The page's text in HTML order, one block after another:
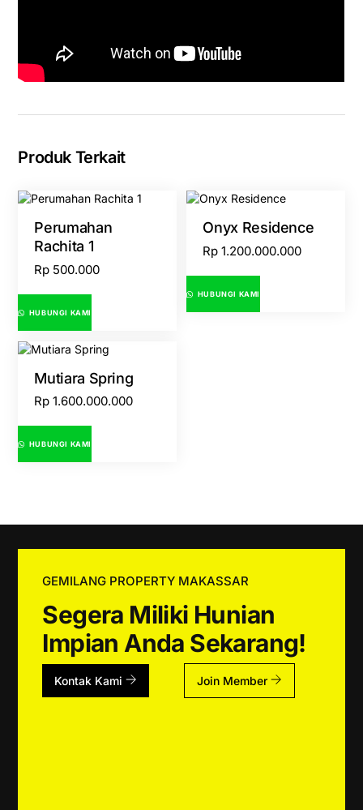
Produk Terkait
Perumahan
Rachita 1
Rp 500.000
HUBUNGI KAMI
Onyx Residence
Rp 1.200.000.000
HUBUNGI KAMI
Mutiara Spring
Rp 1.600.000.000
HUBUNGI KAMI
GEMILANG PROPERTY MAKASSAR
Segera Miliki Hunian
Impian Anda Sekarang!
Kontak Kami Join Member